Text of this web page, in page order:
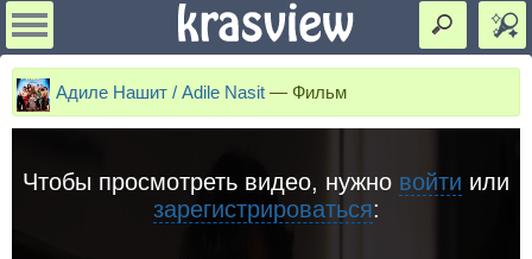
Адиле Нашит / Adile Nasit — Фильм
Чтобы просмотреть видео, нужно войти или
зарегистрироваться: